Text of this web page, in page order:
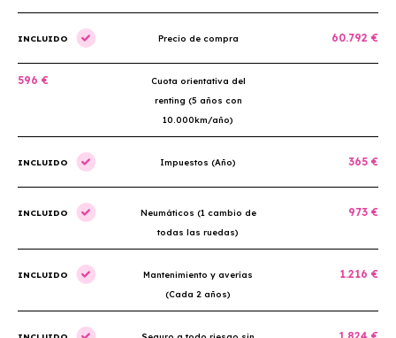
INCLUIDO Precio de compra 60.792 €
596 €
Cuota orientativa del
renting (5 años con
10.000km/año)
INCLUIDO Impuestos (Año) 365 €
INCLUIDO
Neumáticos (1 cambio de
todas las ruedas)
973 €
INCLUIDO
Mantenimiento y averías
(Cada 2 años)
1.216 €